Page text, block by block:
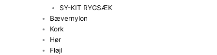
SY-KIT RYGSÆK
Bævernylon
Kork
Hør
Fløjl